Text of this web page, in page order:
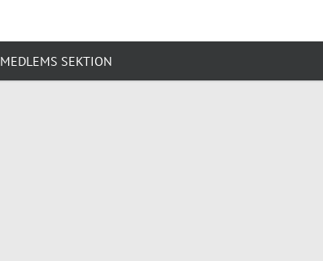
MEDLEMS SEKTION